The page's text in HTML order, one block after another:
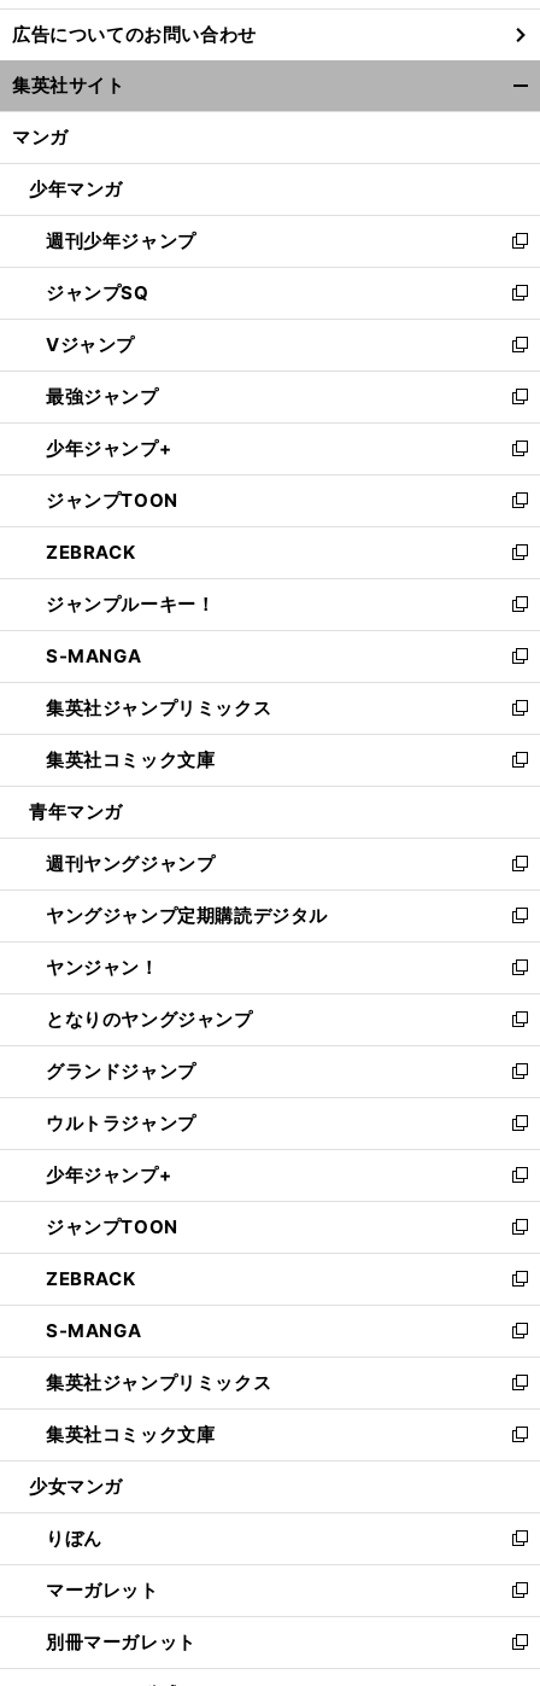
し
い
ウ
ィ
ン
ウ
開
く
広告についてのお問い合わせ
集英社サイト
マンガ
少年マンガ
週刊少年ジャンプ
新
し
い
ウ
ィ
ン
ド
ウ
で
開
く
ジャンプSQ
新
し
い
ウ
ィ
ン
ド
ウ
で
開
く
Vジャンプ
新
し
い
ウ
ィ
ン
ド
ウ
で
開
く
最強ジャンプ
新
し
い
ウ
ィ
ン
ド
ウ
で
開
く
少年ジャンプ+
新
し
い
ウ
ィ
ン
ド
ウ
で
開
く
ジャンプTOON
新
し
い
ウ
ィ
ン
ド
ウ
で
開
く
ZEBRACK
新
し
い
ウ
ィ
ン
ド
ウ
で
開
ジャンプルーキー！
新
し
い
ウ
ィ
ン
ド
ウ
開
く
S-MANGA
新
し
い
ウ
ィ
ン
ウ
で
開
く
集英社ジャンプリミックス
新
し
い
ウ
ン
ド
ウ
で
開
く
集英社コミック文庫
新
し
ウ
ィ
ン
ド
ウ
で
開
く
青年マンガ
週刊ヤングジャンプ
新
し
い
ウ
ィ
ン
ド
ウ
で
開
く
ヤングジャンプ定期購読デジタル
新
し
い
ウ
ィ
ン
ド
ウ
で
開
く
ヤンジャン！
新
し
い
ウ
ィ
ン
ド
ウ
で
開
く
となりのヤングジャンプ
新
し
い
ウ
ィ
ン
ド
ウ
で
開
く
グランドジャンプ
新
し
い
ウ
ィ
ン
ド
ウ
で
開
く
ウルトラジャンプ
新
し
い
ウ
ィ
ン
ド
ウ
で
開
く
少年ジャンプ+
新
し
い
ウ
ィ
ン
ド
ウ
で
開
く
ジャンプTOON
新
し
い
ウ
ィ
ン
ド
ウ
で
開
ZEBRACK
新
し
い
ウ
ィ
ン
ド
ウ
開
く
S-MANGA
新
し
い
ウ
ィ
ン
ウ
で
開
く
集英社ジャンプリミックス
新
し
い
ウ
ン
ド
ウ
で
開
く
集英社コミック文庫
新
し
ウ
ィ
ン
ド
ウ
で
開
少女マンガ
りぼん
新
し
い
ウ
ィ
ン
マーガレット
新
し
い
ウ
別冊マーガレット
新
し